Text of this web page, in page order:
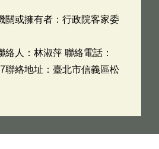
關或擁有者：行政院客家委
絡人：林淑萍 聯絡電話：
聯絡地址：臺北市信義區松